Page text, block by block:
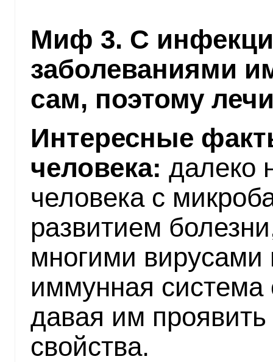
Миф 3. С
заболеваниями
сам, поэтому
Интересные
человека: далеко
человека с
развитием
многими вирусами
иммунная система
давая им
свойства.